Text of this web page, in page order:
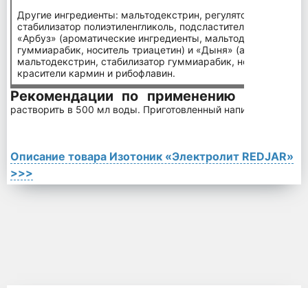
Другие ингредиенты: мальтодекстрин, регулятор
стабилизатор полиэтиленгликоль, подсластитель экстракт
«Арбуз» (ароматические ингредиенты, мальтодекстрин,
гуммиарабик, носитель триацетин) и «Дыня»
мальтодекстрин, стабилизатор гуммиарабик, носитель
красители кармин и рибофлавин.
Рекомендации по применению
растворить в 500 мл воды. Приготовленный напиток
Описание товара Изотоник «Электролит REDJAR»
>>>